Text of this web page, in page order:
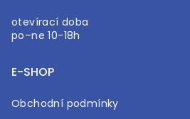
otevírací doba
po–ne 10-18h
E-SHOP
Obchodní podmínky